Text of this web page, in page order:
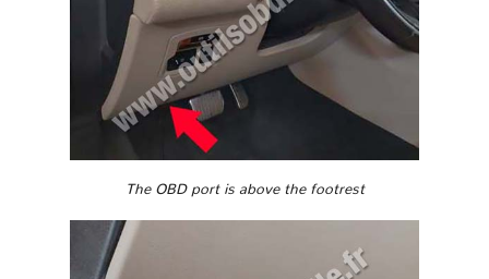
The OBD port is above the footrest